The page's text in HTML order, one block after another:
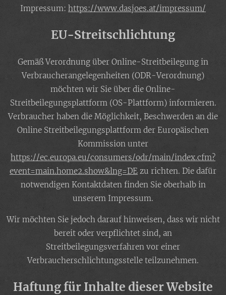
Impressum: https://www.dasjoes.at/impressum/
EU-Streitschlichtung
Gemäß Verordnung über Online-Streitbeilegung in
Verbraucherangelegenheiten (ODR-Verordnung)
möchten wir Sie über die Online-
Streitbeilegungsplattform (OS-Plattform) informieren.
Verbraucher haben die Möglichkeit, Beschwerden an die
Online Streitbeilegungsplattform der Europäischen
Kommission unter
https://ec.europa.eu/consumers/odr/main/index.cfm?
event=main.home2.show&lng=DE zu richten. Die dafür
notwendigen Kontaktdaten finden Sie oberhalb in
unserem Impressum.
Wir möchten Sie jedoch darauf hinweisen, dass wir nicht
bereit oder verpflichtet sind, an
Streitbeilegungsverfahren vor einer
Verbraucherschlichtungsstelle teilzunehmen.
Haftung für Inhalte dieser Website